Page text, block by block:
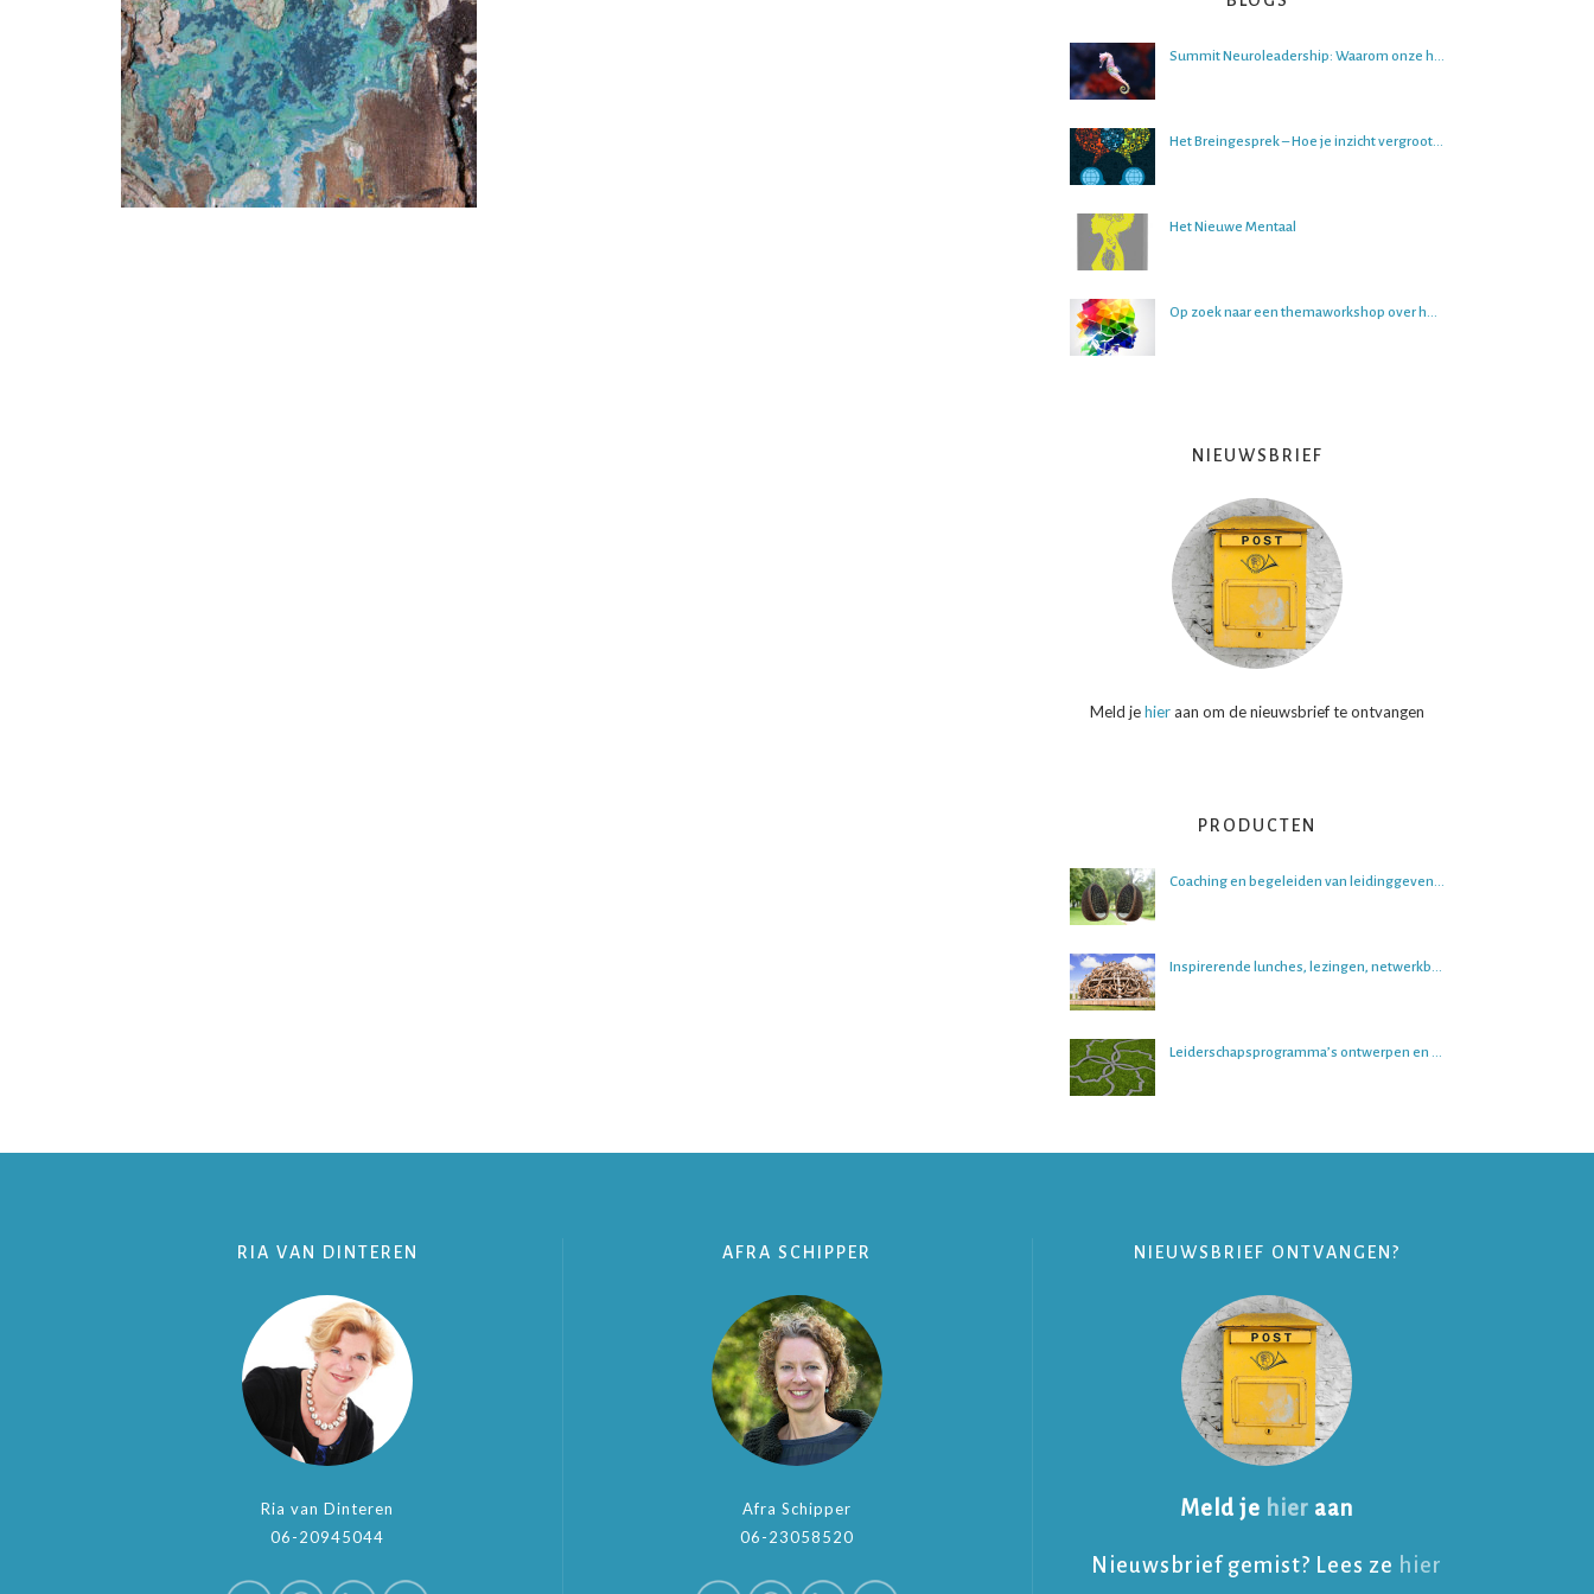
Summit Neuroleadership: Waarom onze hersenen het lastig vinden om over de toekomst na te denken
Het Breingesprek – Hoe je inzicht vergroot in gesprekken
Het Nieuwe Mentaal
Op zoek naar een themaworkshop over het brein?
NIEUWSBRIEF
Meld jehieraan om de nieuwsbrief te ontvangen
PRODUCTEN
Coaching en begeleiden van leidinggevenden
Inspirerende lunches, lezingen, netwerkbijeenkomsten en boeksessies
Leiderschapsprogramma’s ontwerpen en begeleiden
RIA VAN DINTEREN
Ria van Dinteren
06-20945044
AFRA SCHIPPER
Afra Schipper
06-23058520
NIEUWSBRIEF ONTVANGEN?
Meld je hier aan
Nieuwsbrief gemist? Lees ze hier